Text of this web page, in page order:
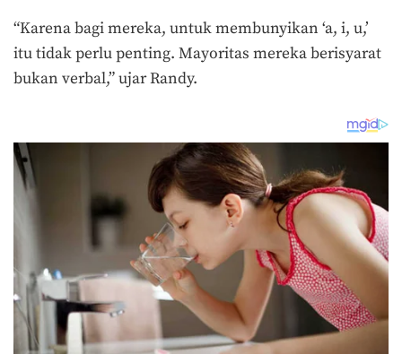
“Karena bagi mereka, untuk membunyikan ‘a, i, u,’
itu tidak perlu penting. Mayoritas mereka berisyarat
bukan verbal,” ujar Randy.